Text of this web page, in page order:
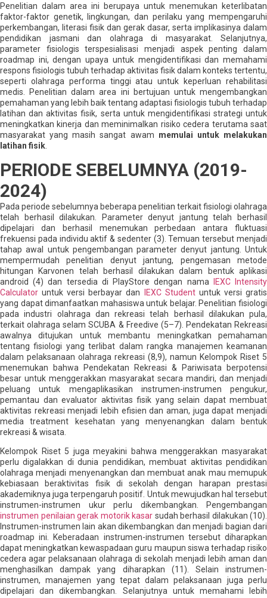
Penelitian dalam area ini berupaya untuk menemukan keterlibatan
faktor-faktor genetik, lingkungan, dan perilaku yang mempengaruhi
perkembangan, literasi fisik dan gerak dasar, serta implikasinya dalam
pendidikan jasmani dan olahraga di masyarakat. Selanjutnya,
parameter fisiologis terspesialisasi menjadi aspek penting dalam
roadmap ini, dengan upaya untuk mengidentifikasi dan memahami
respons fisiologis tubuh terhadap aktivitas fisik dalam konteks tertentu,
seperti olahraga performa tinggi atau untuk keperluan rehabilitasi
medis. Penelitian dalam area ini bertujuan untuk mengembangkan
pemahaman yang lebih baik tentang adaptasi fisiologis tubuh terhadap
latihan dan aktivitas fisik, serta untuk mengidentifikasi strategi untuk
meningkatkan kinerja dan meminimalkan risiko cedera terutama saat
masyarakat yang masih sangat awam memulai untuk melakukan
latihan fisik
PERIODE SEBELUMNYA (2019-
2024)
Pada periode sebelumnya beberapa penelitian terkait fisiologi olahraga
telah berhasil dilakukan. Parameter denyut jantung telah berhasil
dipelajari dan berhasil menemukan perbedaan antara fluktuasi
frekuensi pada individu aktif & sedenter (3). Temuan tersebut menjadi
tahap awal untuk pengembangan parameter denyut jantung. Untuk
mempermudah penelitian denyut jantung, pengemasan metode
hitungan Karvonen telah berhasil dilakukan dalam bentuk aplikasi
android (4) dan tersedia di PlayStore dengan nama
IEXC Intensity
Calculator untuk versi berbayar dan IEXC Studentuntuk versi gratis
yang dapat dimanfaatkan mahasiswa untuk belajar. Penelitian fisiologi
pada industri olahraga dan rekreasi telah berhasil dilakukan pula,
terkait olahraga selam SCUBA & Freedive (5–7). Pendekatan Rekreasi
awalnya ditujukan untuk membantu meningkatkan pemahaman
tentang fisiologi yang terlibat dalam rangka manajemen keamanan
dalam pelaksanaan olahraga rekreasi (8,9), namun Kelompok Riset 5
menemukan bahwa Pendekatan Rekreasi & Pariwisata berpotensi
besar untuk menggerakkan masyarakat secara mandiri, dan menjadi
peluang untuk mengaplikasikan instrumen-instrumen pengukur,
pemantau dan evaluator aktivitas fisik yang selain dapat membuat
aktivitas rekreasi menjadi lebih efisien dan aman, juga dapat menjadi
media treatment kesehatan yang menyenangkan dalam bentuk
rekreasi & wisata.
Kelompok Riset 5 juga meyakini bahwa menggerakkan masyarakat
perlu digalakkan di dunia pendidikan, membuat aktivitas pendidikan
olahraga menjadi menyenangkan dan membuat anak mau memupuk
kebiasaan beraktivitas fisik di sekolah dengan harapan prestasi
akademiknya juga terpengaruh positif. Untuk mewujudkan hal tersebut
instrumen-instrumen ukur perlu dikembangkan. Pengembangan
instrumen penilaian gerak motorik kasar sudah berhasil dilakukan (10).
Instrumen-instrumen lain akan dikembangkan dan menjadi bagian dari
roadmap ini. Keberadaan instrumen-instrumen tersebut diharapkan
dapat meningkatkan kewaspadaan guru maupun siswa terhadap risiko
cedera agar pelaksanaan olahraga di sekolah menjadi lebih aman dan
menghasilkan dampak yang diharapkan (11). Selain instrumen-
instrumen, manajemen yang tepat dalam pelaksanaan juga perlu
dipelajari dan dikembangkan. Selanjutnya untuk memahami lebih